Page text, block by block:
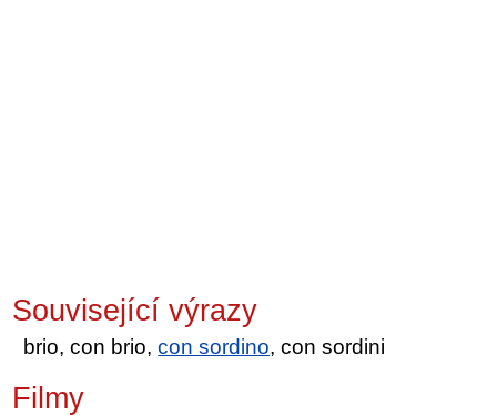
Související výrazy
brio, con brio,con sordino, con sordini
Filmy